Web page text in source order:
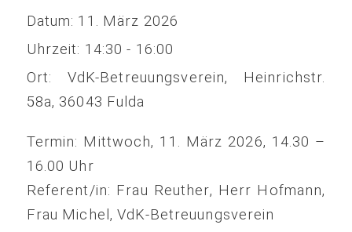
Datum: 11. März 2026
Uhrzeit: 14:30 - 16:00
Ort: VdK-Betreuungsverein, Heinrichstr.
58a, 36043 Fulda
Termin: Mittwoch, 11. März 2026, 14.30 –
16.00 Uhr
Referent/in: Frau Reuther, Herr Hofmann,
Frau Michel, VdK-Betreuungsverein